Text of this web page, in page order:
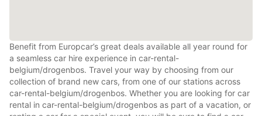
Benefit from Europcar’s great deals available all year round for
a seamless car hire experience in car-rental-
belgium/drogenbos. Travel your way by choosing from our
collection of brand new cars, from one of our stations across
car-rental-belgium/drogenbos. Whether you are looking for car
rental in car-rental-belgium/drogenbos as part of a vacation, or